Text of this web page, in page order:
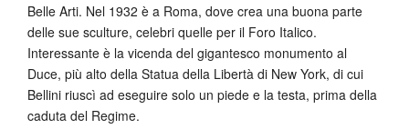
Belle Arti. Nel 1932 è a Roma, dove crea una buona parte
delle sue sculture, celebri quelle per il Foro Italico.
Interessante è la vicenda del gigantesco monumento al
Duce, più alto della Statua della Libertà di New York, di cui
Bellini riuscì ad eseguire solo un piede e la testa, prima della
caduta del Regime.